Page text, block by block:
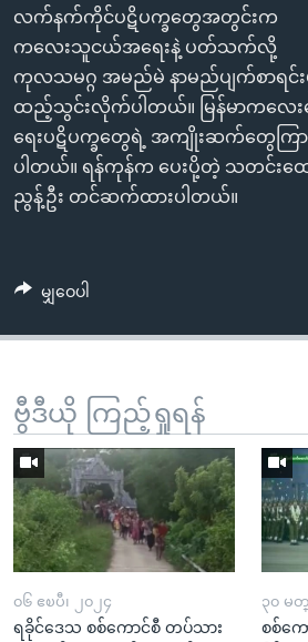
ရှာဖွေ
ရန်
နေရာ
သို့
ကျော်
ရန်
ဘာသာစကားများ
လက်နက်ကိုင်ပဋိပက္ခတွေအတွင်းက
ကလေးသူငယ်အရေးနဲ့ ပတ်သက်လို့
ကုလသမဂ္ဂ အမည်မဲ နာမည်ပျက်စာရင်းမှ
ထည့်သွင်းလိုက်ပါတယ်။ မြန်မာကလေးတွ
ရေးပဋိပက္ခတွေရဲ့ အကျိုးဆက်တွေကြာ
ပါတယ်။ ရန်ကုန်က ပေးပို့တဲ့ သတင်း
ညွန့်ဦး တင်ဆက်ထားပါတယ်။
မျှဝေပါ
ဗွီဒီယို ကြည့်ရှုရန်
၀၆ ဧၿပီ၊ ၂၀၂၄
ရခိုင်ဒေသ စစ်ကောင်စီ တပ်သား
၃၀ မတ္
စစ်က